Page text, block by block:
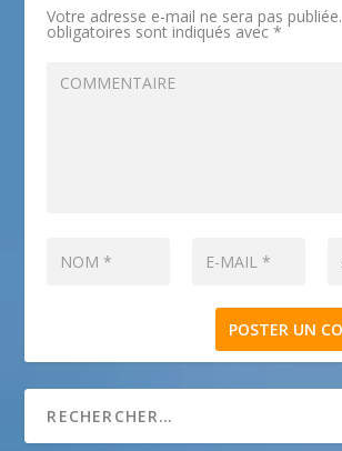
Votre adresse e-mail ne sera pas publiée.
obligatoires sont indiqués avec*